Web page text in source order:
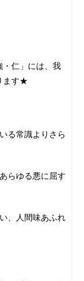
仁」には、我
ます★
る常識よりさら
らゆる悪に屈す
、人間味あふれ